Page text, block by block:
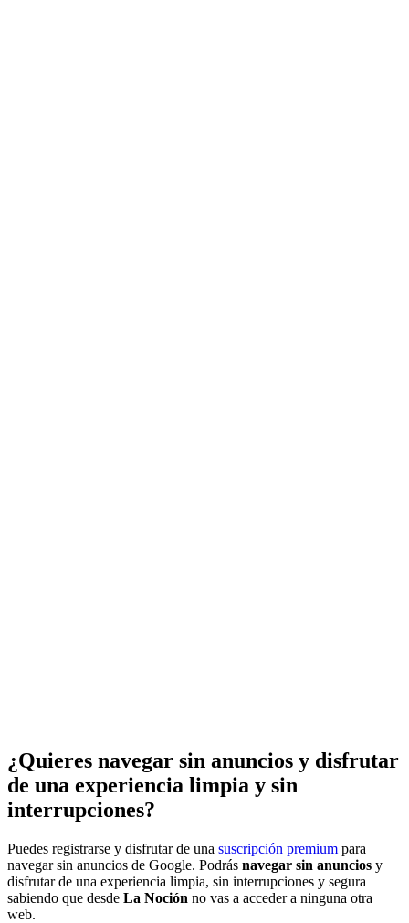
¿Quieres navegar sin anuncios y disfrutar
de una experiencia limpia y sin
interrupciones?
Puedes registrarse y disfrutar de una suscripción premium para
navegar sin anuncios de Google. Podrás navegar sin anuncios y
disfrutar de una experiencia limpia, sin interrupciones y segura
sabiendo que desde La Noción no vas a acceder a ninguna otra
web.